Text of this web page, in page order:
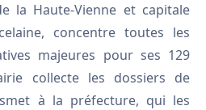
la Haute-Vienne et capitale
concentre toutes les
majeures pour ses 129
collecte les dossiers de
à la préfecture, qui les